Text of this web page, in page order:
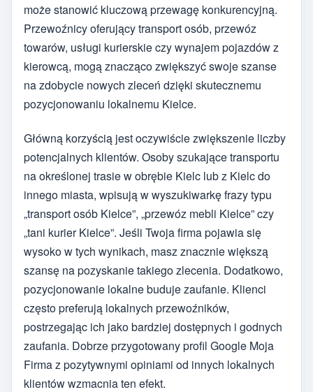
może stanowić kluczową przewagę konkurencyjną.
Przewoźnicy oferujący transport osób, przewóz
towarów, usługi kurierskie czy wynajem pojazdów z
kierowcą, mogą znacząco zwiększyć swoje szanse
na zdobycie nowych zleceń dzięki skutecznemu
pozycjonowaniu lokalnemu Kielce.
Główną korzyścią jest oczywiście zwiększenie liczby
potencjalnych klientów. Osoby szukające transportu
na określonej trasie w obrębie Kielc lub z Kielc do
innego miasta, wpisują w wyszukiwarkę frazy typu
„transport osób Kielce”, „przewóz mebli Kielce” czy
„tani kurier Kielce”. Jeśli Twoja firma pojawia się
wysoko w tych wynikach, masz znacznie większą
szansę na pozyskanie takiego zlecenia. Dodatkowo,
pozycjonowanie lokalne buduje zaufanie. Klienci
często preferują lokalnych przewoźników,
postrzegając ich jako bardziej dostępnych i godnych
zaufania. Dobrze przygotowany profil Google Moja
Firma z pozytywnymi opiniami od innych lokalnych
klientów wzmacnia ten efekt.